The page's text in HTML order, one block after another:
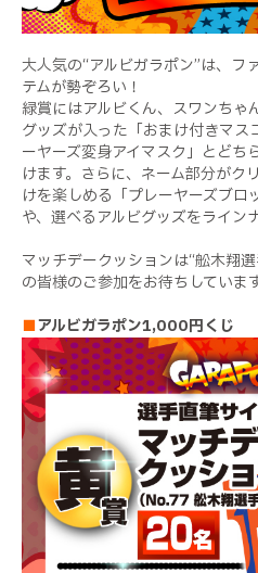
大人気の“アルビガラポン”は、フ
テムが勢ぞろい！
緑賞にはアルビくん、スワンちゃ
グッズが入った「おまけ付きマス
ーヤーズ変身アイマスク」とどち
けます。さらに、ネーム部分がク
けを楽しめる「プレーヤーズブロ
や、選べるアルビグッズをライン
マッチデークッションは“舩木翔
の皆様のご参加をお待ちしていま
■アルビガラポン1,000円くじ